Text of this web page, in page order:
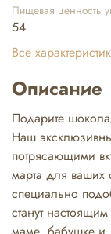
Пищевая ценность
54
Все
Описание
Подарите
Наш
потрясающими
марта для
специально
станут